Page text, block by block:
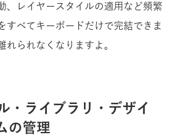
、レイヤースタイルの適用など頻繁
すべてキーボードだけで完結できま
れられなくなりますよ。
・ライブラリ・デザイ
の管理